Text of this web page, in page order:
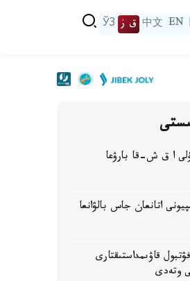
EN
中文 ق ز ЎЗ
ا ق ش-قا بارۋعا
اتانعان جاس بالۋانعا
قاۋىمداستىقتارى
وتەدى